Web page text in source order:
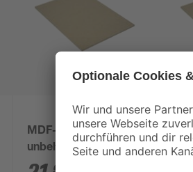
MDF-Platte
unbehandelt 2800 x
2070 x 16 mm